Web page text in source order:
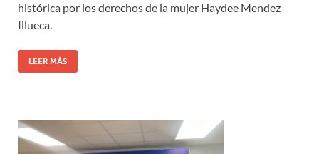
histórica por los derechos de la mujer Haydee Mendez
Illueca.
LEER MÁS